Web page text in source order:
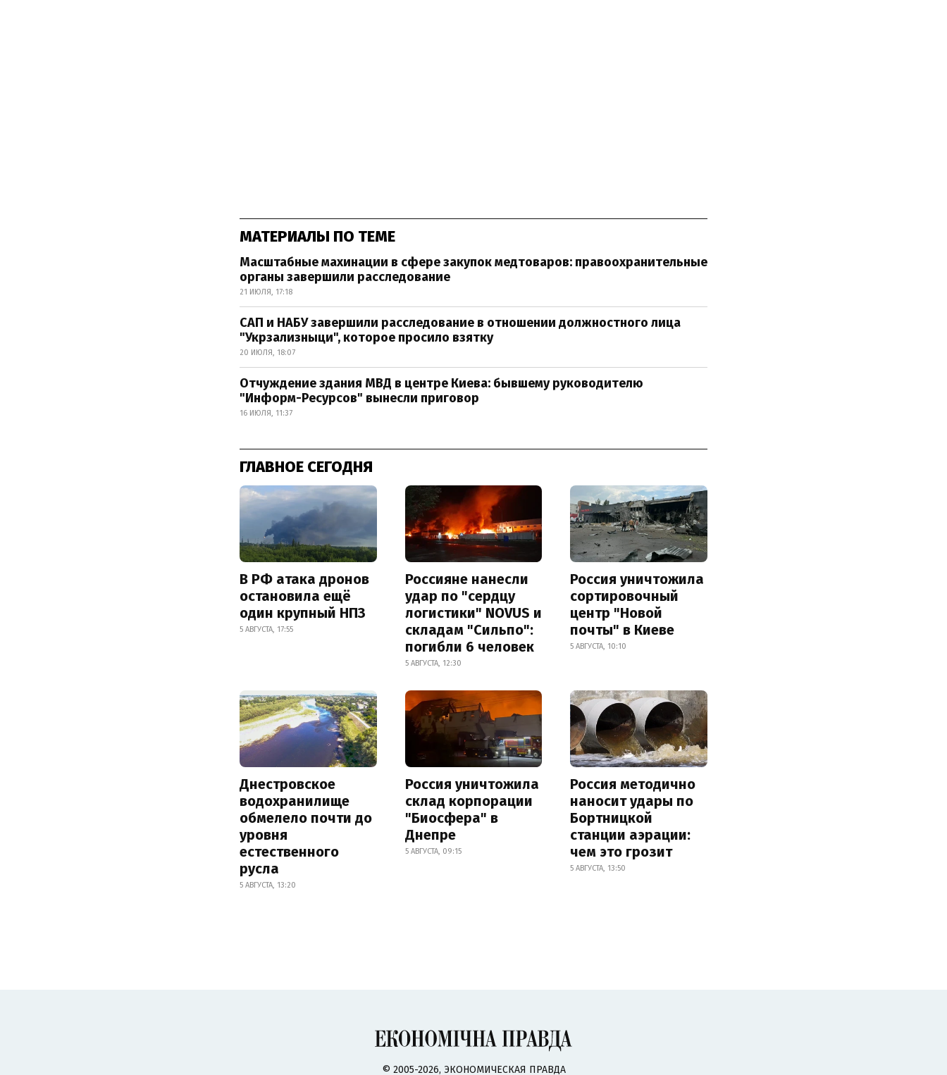
МАТЕРИАЛЫ ПО ТЕМЕ
Масштабные махинации в сфере закупок медтоваров: правоохранительные
органы завершили расследование
21 ИЮЛЯ, 17:18
САП и НАБУ завершили расследование в отношении должностного лица
"Укрзализныци", которое просило взятку
20 ИЮЛЯ, 18:07
Отчуждение здания МВД в центре Киева: бывшему руководителю
"Информ-Ресурсов" вынесли приговор
16 ИЮЛЯ, 11:37
ГЛАВНОЕ СЕГОДНЯ
В РФ атака дронов
остановила ещё
один крупный НПЗ
5 АВГУСТА, 17:55
Россияне нанесли
удар по "сердцу
логистики" NOVUS и
складам "Сильпо":
погибли 6 человек
5 АВГУСТА, 12:30
Россия уничтожила
сортировочный
центр "Новой
почты" в Киеве
5 АВГУСТА, 10:10
Днестровское
водохранилище
обмелело почти до
уровня
естественного
русла
5 АВГУСТА, 13:20
Россия уничтожила
склад корпорации
"Биосфера" в
Днепре
5 АВГУСТА, 09:15
Россия методично
наносит удары по
Бортницкой
станции аэрации:
чем это грозит
5 АВГУСТА, 13:50
© 2005-2026, ЭКОНОМИЧЕСКАЯ ПРАВДА